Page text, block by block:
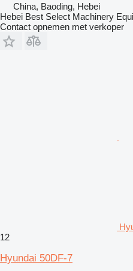
China, Baoding, Hebei
Hebei Best Select Machinery
Contact opnemen met verkoper
12
Hyundai 50DF-7